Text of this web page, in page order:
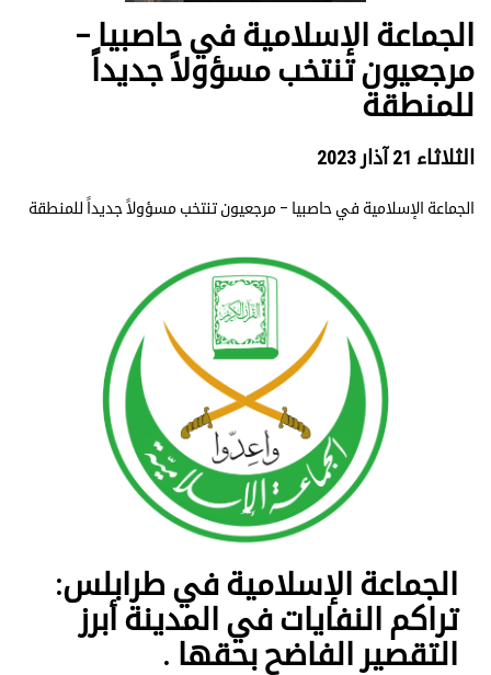
الجماعة الإسلامية في حاصبيا –
مرجعيون تنتخب مسؤولاً جديداً
للمنطقة
الثلاثاء 21 آذار 2023
الجماعة الإسلامية في حاصبيا – مرجعيون تنتخب مسؤولاً جديداً للمنطقة
الجماعة الإسلامية في طرابلس:
تراكم النفايات في المدينة أبرز
التقصير الفاضح بحقها .